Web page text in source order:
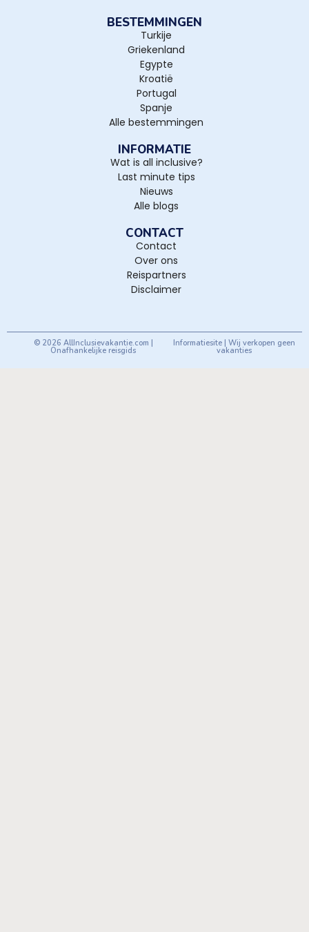
BESTEMMINGEN
Turkije
Griekenland
Egypte
Kroatië
Portugal
Spanje
Alle bestemmingen
INFORMATIE
Wat is all inclusive?
Last minute tips
Nieuws
Alle blogs
CONTACT
Contact
Over ons
Reispartners
Disclaimer
© 2026 AllInclusievakantie.com |
Onafhankelijke reisgids
Informatiesite | Wij verkopen geen
vakanties